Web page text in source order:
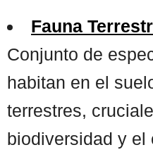
Fauna
Conjunto de
habitan en el
terrestres,
biodiversidad y el